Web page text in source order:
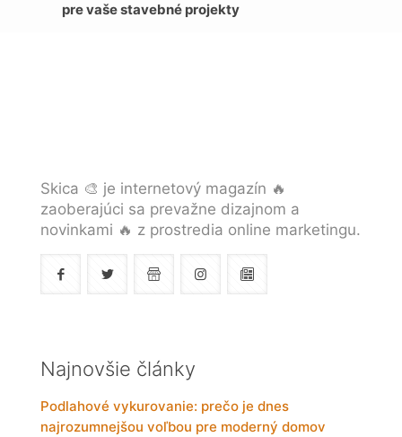
pre vaše stavebné projekty
Skica 🎨 je internetový magazín 🔥
zaoberajúci sa prevažne dizajnom a
novinkami 🔥 z prostredia online marketingu.
Najnovšie články
Podlahové vykurovanie: prečo je dnes
najrozumnejšou voľbou pre moderný domov